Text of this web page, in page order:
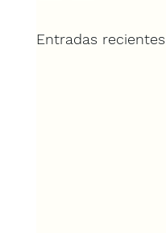
Entradas recientes